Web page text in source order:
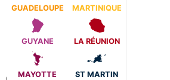
GUADELOUPE MARTINIQUE
GUYANE LA RÉUNION
MAYOTTE ST MARTIN